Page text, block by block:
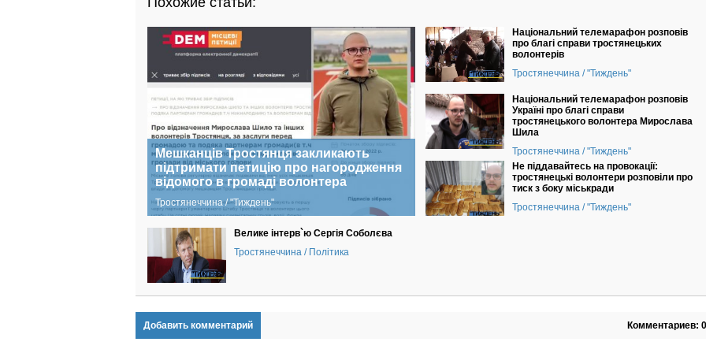
Мешканців Тростянця закликають
підтримати петицію про нагородження
відомого в громаді волонтера
Тростянеччина / "Тиждень"
Національний телемарафон розповів
про благі справи тростянецьких
волонтерів
Тростянеччина / "Тиждень"
Національний телемарафон розповів
Україні про благі справи
тростянецького волонтера Мирослава
Шила
Тростянеччина / "Тиждень"
Не піддавайтесь на провокації:
тростянецькі волонтери розповіли про
тиск з боку міськради
Тростянеччина / "Тиждень"
Велике інтерв`ю Сергія Соболєва
Тростянеччина / Політика
Комментариев: 0
Добавить комментарий